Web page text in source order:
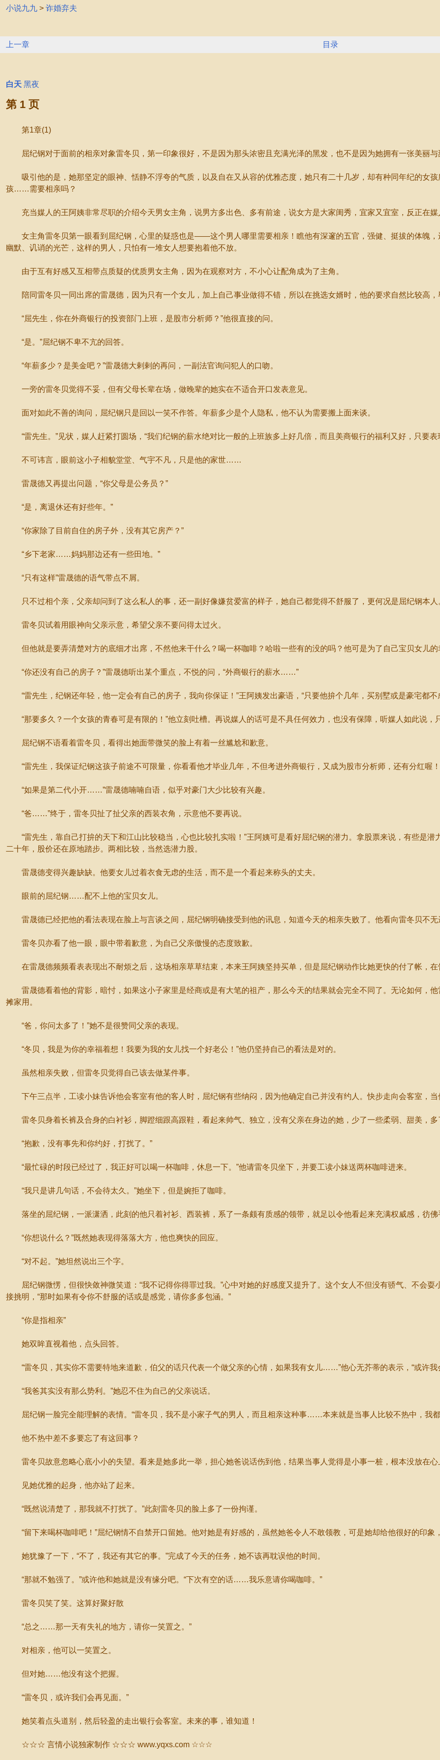
小说九九 > 诈婚弃夫
上一章 目录
白天 黑夜
第 1 页
第1章(1)
屈纪钢对于面前的相亲对象雷冬贝，第一印象很好，不是因为那头浓密且充满光泽的黑发，也不是因为她拥有一张美丽与
吸引他的是，她那坚定的眼神、恬静不浮夸的气质，以及自在又从容的优雅态度，她只有二十几岁，却有种同年纪的女
孩……需要相亲吗？
充当媒人的王阿姨非常尽职的介绍今天男女主角，说男方多出色、多有前途，说女方是大家闺秀，宜家又宜室，反正在媒
女主角雷冬贝第一眼看到屈纪钢，心里的疑惑也是——这个男人哪里需要相亲！瞧他有深邃的五官，强健、挺拔的体魄，
幽默、讥诮的光芒，这样的男人，只怕有一堆女人想要抱着他不放。
由于互有好感又互相带点质疑的优质男女主角，因为在观察对方，不小心让配角成为了主角。
陪同雷冬贝一同出席的雷晟德，因为只有一个女儿，加上自己事业做得不错，所以在挑选女婿时，他的要求自然比较高，
“屈先生，你在外商银行的投资部门上班，是股市分析师？”他很直接的问。
“是。”屈纪钢不卑不亢的回答。
“年薪多少？是美金吧？”雷晟德大剌剌的再问，一副法官询问犯人的口吻。
一旁的雷冬贝觉得不妥，但有父母长辈在场，做晚辈的她实在不适合开口发表意见。
面对如此不善的询问，屈纪钢只是回以一笑不作答。年薪多少是个人隐私，他不认为需要搬上面来谈。
“雷先生。”见状，媒人赶紧打圆场，“我们纪钢的薪水绝对比一般的上班族多上好几倍，而且美商银行的福利又好，只要表
不可讳言，眼前这小子相貌堂堂、气宇不凡，只是他的家世……
雷晟德又再提出问题，“你父母是公务员？”
“是，离退休还有好些年。”
“你家除了目前自住的房子外，没有其它房产？”
“乡下老家……妈妈那边还有一些田地。”
“只有这样”雷晟德的语气带点不屑。
只不过相个亲，父亲却问到了这么私人的事，还一副好像嫌贫爱富的样子，她自己都觉得不舒服了，更何况是屈纪钢本人
雷冬贝试着用眼神向父亲示意，希望父亲不要问得太过火。
但他就是要弄清楚对方的底细才出席，不然他来干什么？喝一杯咖啡？哈啦一些有的没的吗？他可是为了自己宝贝女儿的
“你还没有自己的房子？”雷晟德听出某个重点，不悦的问，“外商银行的薪水……”
“雷先生，纪钢还年轻，他一定会有自己的房子，我向你保证！”王阿姨发出豪语，“只要他拚个几年，买别墅或是豪宅都不
“那要多久？一个女孩的青春可是有限的！”他立刻吐槽。再说媒人的话可是不具任何效力，也没有保障，听媒人如此说，
屈纪钢不语看着雷冬贝，看得出她面带微笑的脸上有着一丝尴尬和歉意。
“雷先生，我保证纪钢这孩子前途不可限量，你看看他才毕业几年，不但考进外商银行，又成为股市分析师，还有分红喔！
“如果是第二代小开……”雷晟德喃喃自语，似乎对豪门大少比较有兴趣。
“爸……”终于，雷冬贝扯了扯父亲的西装衣角，示意他不要再说。
“雷先生，靠自己打拚的天下和江山比较稳当，心也比较扎实啦！”王阿姨可是看好屈纪钢的潜力。拿股票来说，有些是潜
二十年，股价还在原地踏步。两相比较，当然选潜力股。
雷晟德变得兴趣缺缺。他要女儿过着衣食无虑的生活，而不是一个看起来称头的丈夫。
眼前的屈纪钢……配不上他的宝贝女儿。
雷晟德已经把他的看法表现在脸上与言谈之间，屈纪钢明确接受到他的讯息，知道今天的相亲失败了。他看向雷冬贝不无
雷冬贝亦看了他一眼，眼中带着歉意，为自己父亲傲慢的态度致歉。
在雷晟德频频看表表现出不耐烦之后，这场相亲草草结束，本来王阿姨坚持买单，但是屈纪钢动作比她更快的付了帐，在
雷晟德看着他的背影，暗忖，如果这小子家里是经商或是有大笔的祖产，那么今天的结果就会完全不同了。无论如何，
摊家用。
“爸，你问太多了！”她不是很赞同父亲的表现。
“冬贝，我是为你的幸福着想！我要为我的女儿找一个好老公！”他仍坚持自己的看法是对的。
虽然相亲失败，但雷冬贝觉得自己该去做某件事。
下午三点半，工读小妹告诉他会客室有他的客人时，屈纪钢有些纳闷，因为他确定自己并没有约人。快步走向会客室，当
雷冬贝身着长裤及合身的白衬衫，脚蹬细跟高跟鞋，看起来帅气、独立，没有父亲在身边的她，少了一些柔弱、甜美，多
“抱歉，没有事先和你约好，打扰了。”
“最忙碌的时段已经过了，我正好可以喝一杯咖啡，休息一下。”他请雷冬贝坐下，并要工读小妹送两杯咖啡进来。
“我只是讲几句话，不会待太久。”她坐下，但是婉拒了咖啡。
落坐的屈纪钢，一派潇洒，此刻的他只着衬衫、西装裤，系了一条颇有质感的领带，就足以令他看起来充满权威感，彷佛
“你想说什么？”既然她表现得落落大方，他也爽快的回应。
“对不起。”她坦然说出三个字。
屈纪钢微愣，但很快敛神微笑道：“我不记得你得罪过我。”心中对她的好感度又提升了。这个女人不但没有骄气、不会耍
接挑明，“那时如果有令你不舒服的话或是感觉，请你多多包涵。”
“你是指相亲”
她双眸直视着他，点头回答。
“雷冬贝，其实你不需要特地来道歉，伯父的话只代表一个做父亲的心情，如果我有女儿……”他心无芥蒂的表示，“或许我
“我爸其实没有那么势利。”她忍不住为自己的父亲说话。
屈纪钢一脸完全能理解的表情。“雷冬贝，我不是小家子气的男人，而且相亲这种事……本来就是当事人比较不热中，我都
他不热中差不多要忘了有这回事？
雷冬贝故意忽略心底小小的失望。看来是她多此一举，担心她爸说话伤到他，结果当事人觉得是小事一桩，根本没放在
见她优雅的起身，他亦站了起来。
“既然说清楚了，那我就不打扰了。”此刻雷冬贝的脸上多了一份拘谨。
“留下来喝杯咖啡吧！”屈纪钢情不自禁开口留她。他对她是有好感的，虽然她爸令人不敢领教，可是她却给他很好的印象
她犹豫了一下，“不了，我还有其它的事。”完成了今天的任务，她不该再耽误他的时间。
“那就不勉强了。”或许他和她就是没有缘分吧。“下次有空的话……我乐意请你喝咖啡。”
雷冬贝笑了笑。这算好聚好散
“总之……那一天有失礼的地方，请你一笑置之。”
对相亲，他可以一笑置之。
但对她……他没有这个把握。
“雷冬贝，或许我们会再见面。”
她笑着点头道别，然后轻盈的走出银行会客室。未来的事，谁知道！
☆☆☆ 言情小说独家制作 ☆☆☆ www.yqxs.com ☆☆☆